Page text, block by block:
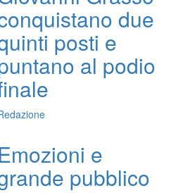
due
posti e
al podio
e
pubblico